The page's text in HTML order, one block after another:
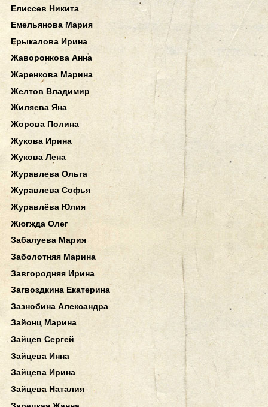
Елиссев Никита
Емельянова Мария
Ерыкалова Ирина
Жаворонкова Анна
Жаренкова Марина
Желтов Владимир
Жиляева Яна
Жорова Полина
Жукова Ирина
Жукова Лена
Журавлева Ольга
Журавлева Софья
Журавлёва Юлия
Жюгжда Олег
Забалуева Мария
Заболотняя Марина
Завгородняя Ирина
Загвоздкина Екатерина
Зазнобина Александра
Зайонц Марина
Зайцев Сергей
Зайцева Инна
Зайцева Ирина
Зайцева Наталия